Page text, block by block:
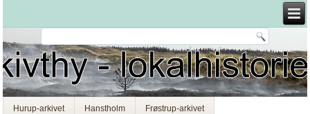
Hurup-arkivet Hanstholm Frøstrup-arkivet